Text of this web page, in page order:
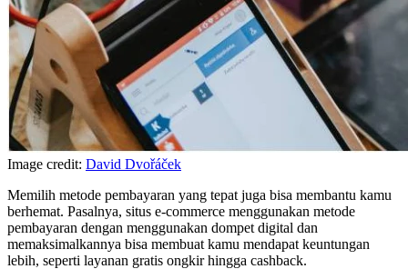
Image credit: David Dvořáček
Memilih metode pembayaran yang tepat juga bisa membantu kamu
berhemat. Pasalnya, situs e-commerce menggunakan metode
pembayaran dengan menggunakan dompet digital dan
memaksimalkannya bisa membuat kamu mendapat keuntungan
lebih, seperti layanan gratis ongkir hingga cashback.